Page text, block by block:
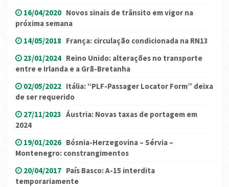
16/04/2020 Novos sinais de trânsito em vigor na
próxima semana
14/05/2018 França: circulação condicionada na RN13
23/01/2024 Reino Unido: alterações no transporte
entre e Irlanda e a Grã-Bretanha
02/05/2022 Itália: “PLF-Passager Locator Form” deixa
de ser requerido
27/11/2023 Áustria: Novas taxas de portagem em
2024
19/01/2026 Bósnia-Herzegovina – Sérvia –
Montenegro: constrangimentos
20/04/2017 País Basco: A-15 interdita
temporariamente